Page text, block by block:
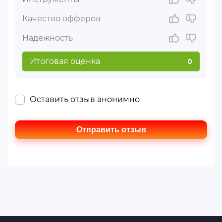
Качество офферов
Надежность
Итоговая оценка 0
Оставить отзыв анонимно
Отправить отзыв